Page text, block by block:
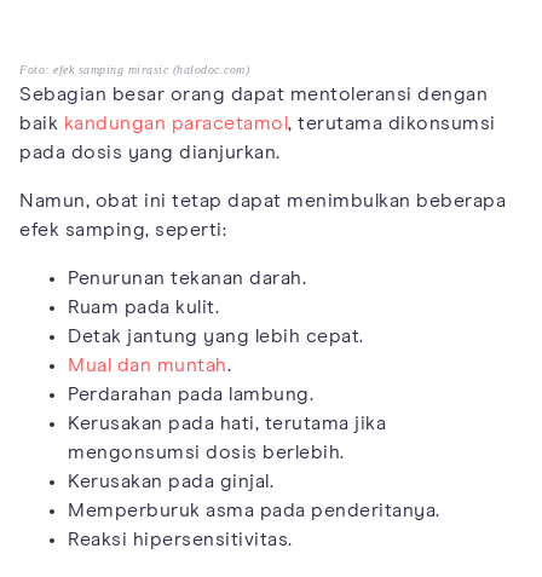
Foto: efek samping mirasic (halodoc.com)
Sebagian besar orang dapat mentoleransi dengan
baik kandungan paracetamol , terutama dikonsumsi
pada dosis yang dianjurkan.
Namun, obat ini tetap dapat menimbulkan beberapa
efek samping, seperti:
Penurunan tekanan darah.
Ruam pada kulit.
Detak jantung yang lebih cepat.
Mual dan muntah.
Perdarahan pada lambung.
Kerusakan pada hati, terutama jika
mengonsumsi dosis berlebih.
Kerusakan pada ginjal.
Memperburuk asma pada penderitanya.
Reaksi hipersensitivitas.